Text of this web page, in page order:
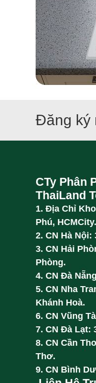
Đăng ký
CTy Phân
ThaiLand
1. Địa Chỉ
Phú, HCMCity.
2. CN Hà Nội:
3. CN Hải
Phòng.
4. CN Đà
5. CN Nha
Khánh Hoà.
6. CN Vũng
7. CN Đà Lạt:
8. CN Cần
Thơ.
9. CN Bình